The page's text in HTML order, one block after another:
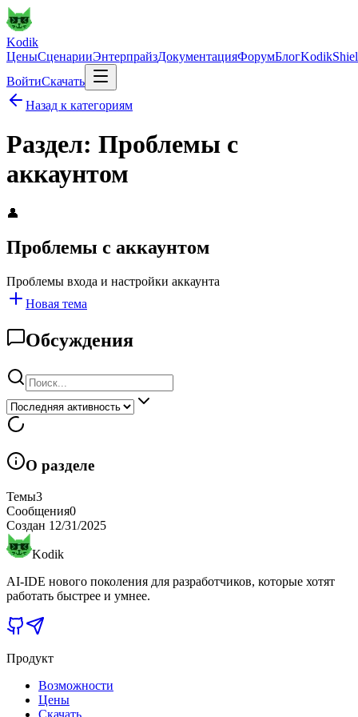
Kodik
ЦеныСценарииЭнтерпрайзДокументацияФорумБлог
ВойтиСкачать
Назад к категориям
Раздел: Проблемы с
аккаунтом
👤
Проблемы с аккаунтом
Проблемы входа и настройки аккаунта
Новая тема
Обсуждения
О разделе
Темы3
Сообщения0
Создан 12/31/2025
Kodik
AI-IDE нового поколения для разработчиков, которые хотят
работать быстрее и умнее.
Продукт
Возможности
Цены
Скачать